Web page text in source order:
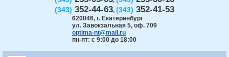
(343) 352-44-63, (343) 352-41-53
620046, г. Екатеринбург
ул. Завокзальная 5, оф. 709
optima-nt@mail.ru
пн-пт: с 9:00 до 18:00